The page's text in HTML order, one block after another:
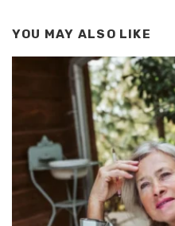
YOU MAY ALSO LIKE